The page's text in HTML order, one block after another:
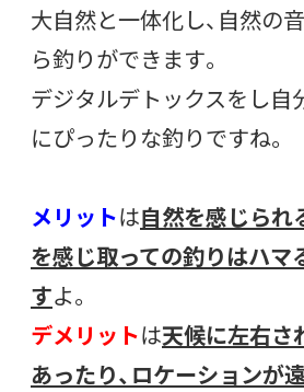
大自然と一体化し、自然の
ら釣りができます。
デジタルデトックスをし自
にぴったりな釣りですね。
メリットは自然を感じられ
を感じ取っての釣りはハマ
すよ。
デメリットは天候に左右さ
あったり、ロケーションが